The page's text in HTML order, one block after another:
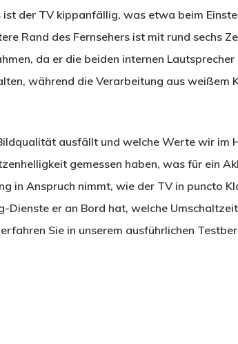
der TV kippanfällig, was etwa beim
Rand des Fernsehers ist mit rund sechs
da er die beiden internen
während die Verarbeitung aus weißem
ausfällt und welche Werte wir im
gemessen haben, was für ein
in Anspruch nimmt, wie der TV in puncto
Dienste er an Bord hat, welche
Sie in unserem ausführlichen